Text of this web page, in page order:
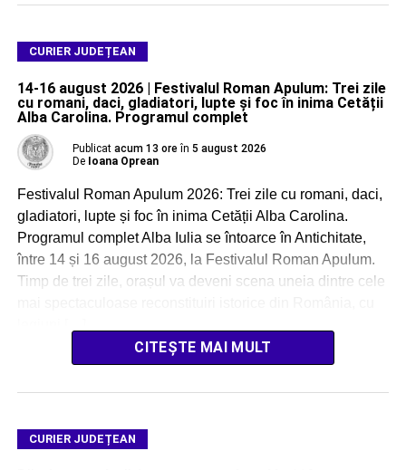
CURIER JUDEȚEAN
14-16 august 2026 | Festivalul Roman Apulum: Trei zile
cu romani, daci, gladiatori, lupte și foc în inima Cetății
Alba Carolina. Programul complet
Publicat acum 13 ore în 5 august 2026
De Ioana Oprean
Festivalul Roman Apulum 2026: Trei zile cu romani, daci,
gladiatori, lupte și foc în inima Cetății Alba Carolina.
Programul complet Alba Iulia se întoarce în Antichitate,
între 14 și 16 august 2026, la Festivalul Roman Apulum.
Timp de trei zile, orașul va deveni scena uneia dintre cele
CITEȘTE MAI MULT
CURIER JUDEȚEAN